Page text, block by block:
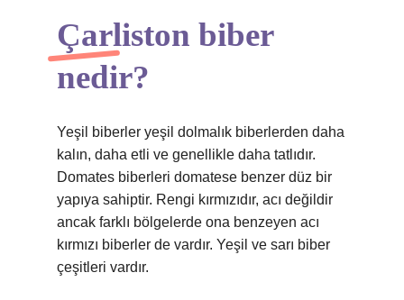
Çarliston biber
nedir?
Yeşil biberler yeşil dolmalık biberlerden daha
kalın, daha etli ve genellikle daha tatlıdır.
Domates biberleri domatese benzer düz bir
yapıya sahiptir. Rengi kırmızıdır, acı değildir
ancak farklı bölgelerde ona benzeyen acı
kırmızı biberler de vardır. Yeşil ve sarı biber
çeşitleri vardır.